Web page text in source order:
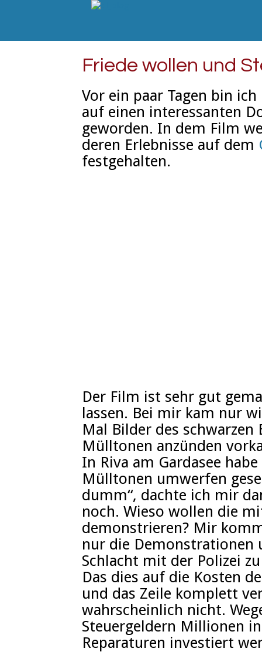
Friede wollen und
Vor ein paar Tagen bin
auf einen interessanten
geworden. In dem Film
deren Erlebnisse auf dem
festgehalten.
Der Film ist sehr gut
lassen. Bei mir kam nur
Mal Bilder des
Mülltonen anzünden
In Riva am Gardasee
Mülltonen umwerfen
dumm“, dachte ich mir
noch. Wieso wollen die
demonstrieren? Mir
nur die Demonstrationen
Schlacht mit der Polizei
Das dies auf die Kosten
und das Zeile komplett
wahrscheinlich nicht.
Steuergeldern Millionen
Reparaturen investiert